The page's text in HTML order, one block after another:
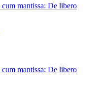
mantissa: De libero
mantissa: De libero